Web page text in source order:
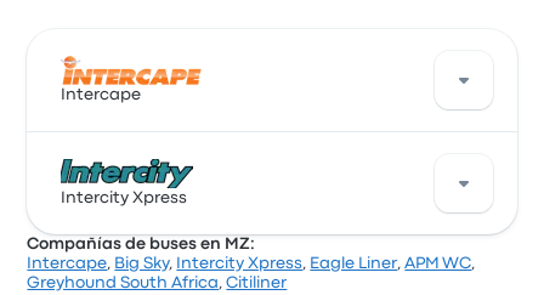
Intercape
Intercape ofrece 3 buses diarios de Pretoria a
Matola. Aunque el precio promedio de este viaje es
desde $ 64.425. El viaje entre las dos ciudades suele
durar alrededor de 11 horas 22 minutos.
Intercity Xpress
Una buena manera de viajar en esta ruta es con los
Compañías de buses en MZ:
Intercape, Big Sky, Intercity Xpress, Eagle Liner,APM WC,
Greyhound South Africa,Citiliner